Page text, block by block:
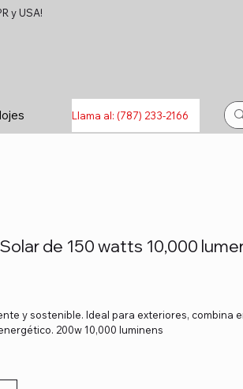
y USA!
Iniciar
Tablets Bluetooth Laptops
Llama al: (787) 233-2166
de 150 watts 10,000
y sostenible. Ideal para exteriores, combina
200w 10,000 luminens